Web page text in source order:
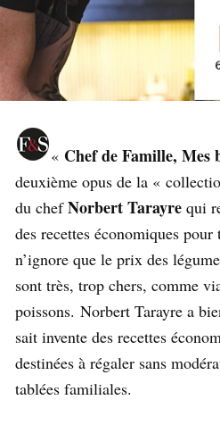
« Chef de Famille, Mes
deuxième opus de la «
du chefNorbert Tarayre qui
des recettes économiques
n’ignore que le prix des
sont très, trop chers, comme
poissons. Norbert Tarayre a
sait invente des recettes
destinées à régaler sans
tablées familiales.